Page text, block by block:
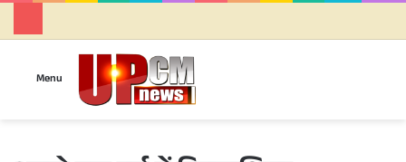
Menu